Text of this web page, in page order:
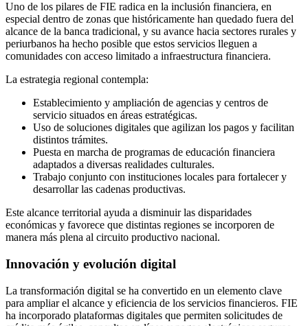
Uno de los pilares de FIE radica en la inclusión financiera, en
especial dentro de zonas que históricamente han quedado fuera del
alcance de la banca tradicional, y su avance hacia sectores rurales y
periurbanos ha hecho posible que estos servicios lleguen a
comunidades con acceso limitado a infraestructura financiera.
La estrategia regional contempla:
Establecimiento y ampliación de agencias y centros de
servicio situados en áreas estratégicas.
Uso de soluciones digitales que agilizan los pagos y facilitan
distintos trámites.
Puesta en marcha de programas de educación financiera
adaptados a diversas realidades culturales.
Trabajo conjunto con instituciones locales para fortalecer y
desarrollar las cadenas productivas.
Este alcance territorial ayuda a disminuir las disparidades
económicas y favorece que distintas regiones se incorporen de
manera más plena al circuito productivo nacional.
Innovación y evolución digital
La transformación digital se ha convertido en un elemento clave
para ampliar el alcance y eficiencia de los servicios financieros. FIE
ha incorporado plataformas digitales que permiten solicitudes de